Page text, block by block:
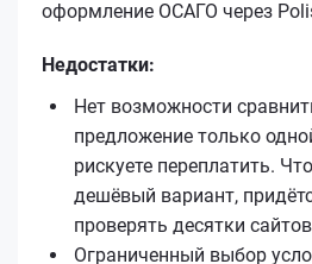
оформление ОСАГО через
Недостатки:
Нет возможности
предложение только
рискуете переплатить.
дешёвый вариант,
проверять десятки
Ограниченный выбор